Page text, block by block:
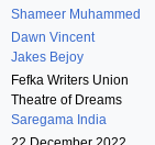
Shameer Muhammed
Dawn Vincent
Jakes Bejoy
Fefka Writers Union
Theatre of Dreams
Saregama India